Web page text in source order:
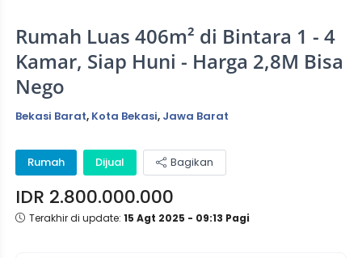
Rumah Luas 406m² di Bintara 1 - 4
Kamar, Siap Huni - Harga 2,8M Bisa
Nego
Bekasi Barat, Kota Bekasi, Jawa Barat
Rumah Dijual Bagikan
IDR 2.800.000.000
Terakhir di update:15 Agt 2025 - 09:13 Pagi